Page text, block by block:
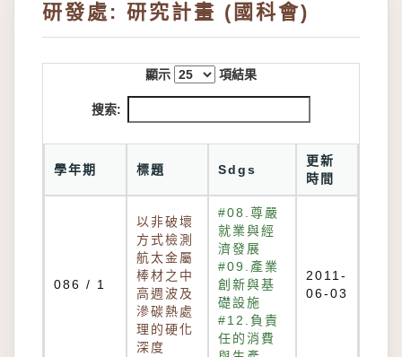
研發處: 研究計畫 (國科會)
顯示 項結果
搜索:
學年期 標題 Sdgs
更新
時間
086 / 1
以非破壞
方式檢測
航太金屬
棒材之中
高週波及
滲碳熱處
理的硬化
深度
#08.尊嚴
就業與經
濟發展
#09.產業
創新與基
礎設施
#12.負責
任的消費
2011-
06-03